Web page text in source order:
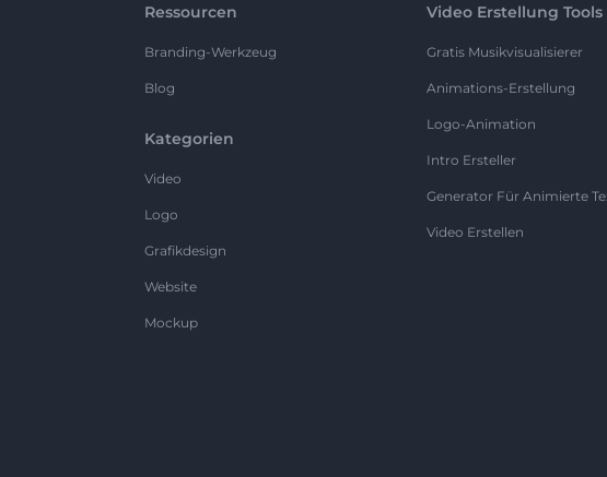
Ressourcen
Branding-Werkzeug
Blog
Kategorien
Video
Logo
Grafikdesign
Website
Mockup
Video Erstellung Tools
Gratis Musikvisualisierer
Animations-Erstellung
Logo-Animation
Intro Ersteller
Generator Für Animierte
Video Erstellen